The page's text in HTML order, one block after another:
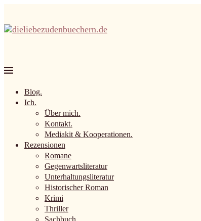
Blog.
Ich.
Über mich.
Kontakt.
Mediakit & Kooperationen.
Rezensionen
Romane
Gegenwartsliteratur
Unterhaltungsliteratur
Historischer Roman
Krimi
Thriller
Sachbuch